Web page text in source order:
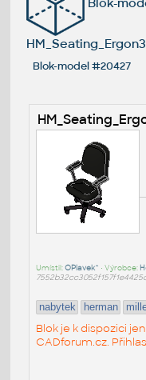
Blok-model #20427
Umístil:OPlavek^ • Výrobce:
nabytek herman
Blok je k dispozici
CADforum.cz.